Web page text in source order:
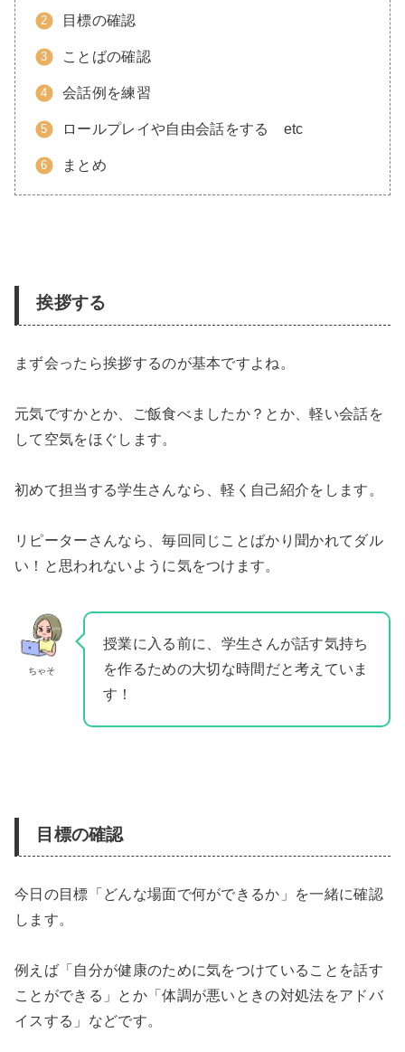
目標の確認
ことばの確認
会話例を練習
ロールプレイや自由会話をする etc
まとめ
挨拶する
まず会ったら挨拶するのが基本ですよね。
元気ですかとか、ご飯食べましたか？とか、軽い会話を
して空気をほぐします。
初めて担当する学生さんなら、軽く自己紹介をします。
リピーターさんなら、毎回同じことばかり聞かれてダル
い！と思われないように気をつけます。
ちゃそ
授業に入る前に、学生さんが話す気持ち
を作るための大切な時間だと考えていま
す！
目標の確認
今日の目標「どんな場面で何ができるか」を一緒に確認
します。
例えば「自分が健康のために気をつけていることを話す
ことができる」とか「体調が悪いときの対処法をアドバ
イスする」などです。